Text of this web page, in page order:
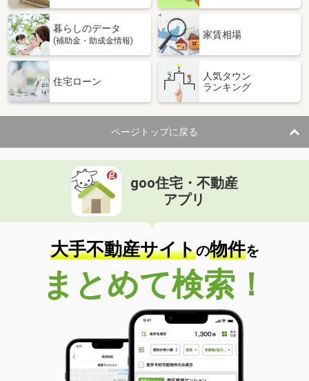
暮らしのデータ
(補助金・助成金情報)
家賃相場
住宅ローン
人気タウン
ランキング
ページトップに戻る
goo住宅・不動産
アプリ
大手不動産サイトの物件を
まとめて検索！